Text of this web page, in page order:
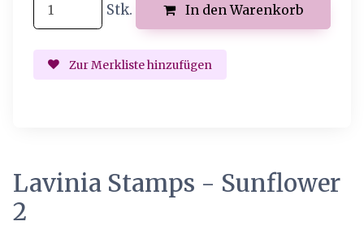
Stk. In den Warenkorb
Zur Merkliste hinzufügen
Lavinia Stamps - Sunflower
2